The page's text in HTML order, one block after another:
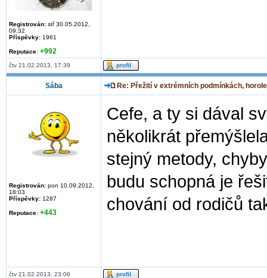
Registrován: stř 30.05.2012,
09:32
Příspěvky: 1961
Reputace: +992
čtv 21.02.2013, 17:39
Sába Re: Přežití v extrémních podmínkách,
Registrován: pon 10.09.2012,
18:03
Příspěvky: 1287
Reputace: +443
Cefe, a ty si dával
několikrát
stejný metody,
budu schopná je
chování od rodičů
čtv 21.02.2013, 23:06